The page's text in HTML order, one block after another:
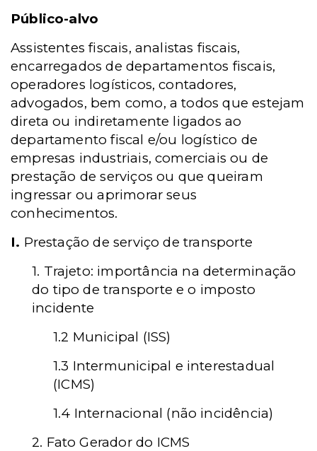
Público-alvo
Assistentes fiscais, analistas fiscais,
encarregados de departamentos fiscais,
operadores logísticos, contadores,
advogados, bem como, a todos que estejam
direta ou indiretamente ligados ao
departamento fiscal e/ou logístico de
empresas industriais, comerciais ou de
prestação de serviços ou que queiram
ingressar ou aprimorar seus
conhecimentos.
I. Prestação de serviço de transporte
1. Trajeto: importância na determinação
do tipo de transporte e o imposto
incidente
1.2 Municipal (ISS)
1.3 Intermunicipal e interestadual
(ICMS)
1.4 Internacional (não incidência)
2. Fato Gerador do ICMS